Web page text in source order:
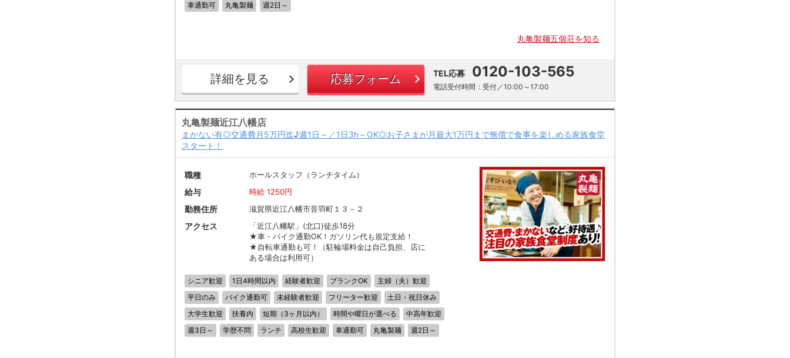
車通勤可
丸亀製麺 週2日～
丸亀製麺五個荘を知る
詳細を見る 応募フォーム TEL応募 0120-103-565
電話受付時間：受付／10:00～17:00
丸亀製麺近江八幡店
まかない有◎交通費月5万円迄♪週1日～／1日3h～OK◎お子さまが月最大1万円まで無償で食事を楽しめる家族食堂
スタート！
職種 ホールスタッフ（ランチタイム）
給与 時給 1250円
勤務住所 滋賀県近江八幡市音羽町１３－２
アクセス
「近江八幡駅」(北口)徒歩18分
★車・バイク通勤OK！ガソリン代も規定支給！
★自転車通勤も可！（駐輪場料金は自己負担、店に
ある場合は利用可）
シニア歓迎 1日4時間以内 経験者歓迎 ブランクOK
主婦（夫）歓迎
平日のみ
バイク通勤可 未経験者歓迎 フリーター歓迎
土日・祝日休み
大学生歓迎
扶養内 短期（3ヶ月以内） 時間や曜日が選べる
中高年歓迎
週3日～
学歴不問 ランチ 高校生歓迎 車通勤可 丸亀製麺 週2日～